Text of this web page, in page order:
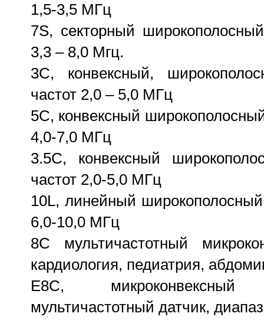
1,5-3,5 МГц
7S, секторный
3,3 – 8,0 Мгц.
3C, конвексный,
частот 2,0 – 5,0 МГц
5C, конвексный
4,0-7,0 МГц
3.5C, конвексный
частот 2,0-5,0 МГц
10L, линейный широкополосный
6,0-10,0 МГц
8C мультичастотный
кардиология, педиатрия,
E8C, микроконвексный
мультичастотный датчик,